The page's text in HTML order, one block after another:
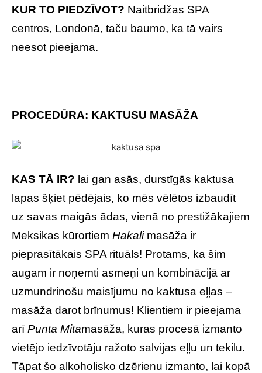
KUR TO PIEDZĪVOT? Naitbridžas SPA
centros, Londonā, taču baumo, ka tā vairs
neesot pieejama.
PROCEDŪRA: KAKTUSU MASĀŽA
KAS TĀ IR? lai gan asās, durstīgās kaktusa
lapas šķiet pēdējais, ko mēs vēlētos izbaudīt
uz savas maigās ādas, vienā no prestižākajiem
Meksikas kūrortiem Hakali masāža ir
pieprasītākais SPA rituāls! Protams, ka šim
augam ir noņemti asmeņi un kombinācijā ar
uzmundrinošu maisījumu no kaktusa eļļas –
masāža darot brīnumus! Klientiem ir pieejama
arīPunta Mitamasāža, kuras procesā izmanto
vietējo iedzīvotāju ražoto salvijas eļļu un tekilu.
Tāpat šo alkoholisko dzērienu izmanto, lai kopā